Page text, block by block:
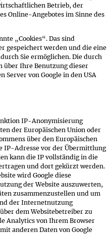
Betrieb, der
Online-Angebotes im Sinne des
„Cookies“. Das sind
gespeichert werden und die eine
Sie ermöglichen. Die durch
über Ihre Benutzung dieser
Server von Google in den USA
IP-Anonymisierung
der Europäischen Union oder
über den Europäischen
IP-Adresse vor der Übermittlung
kann die IP vollständig in die
und dort gekürzt werden.
wird Google diese
der Website auszuwerten,
zusammenzustellen und um
der Internetnutzung
dem Websitebetreiber zu
Analytics von Ihrem Browser
anderen Daten von Google